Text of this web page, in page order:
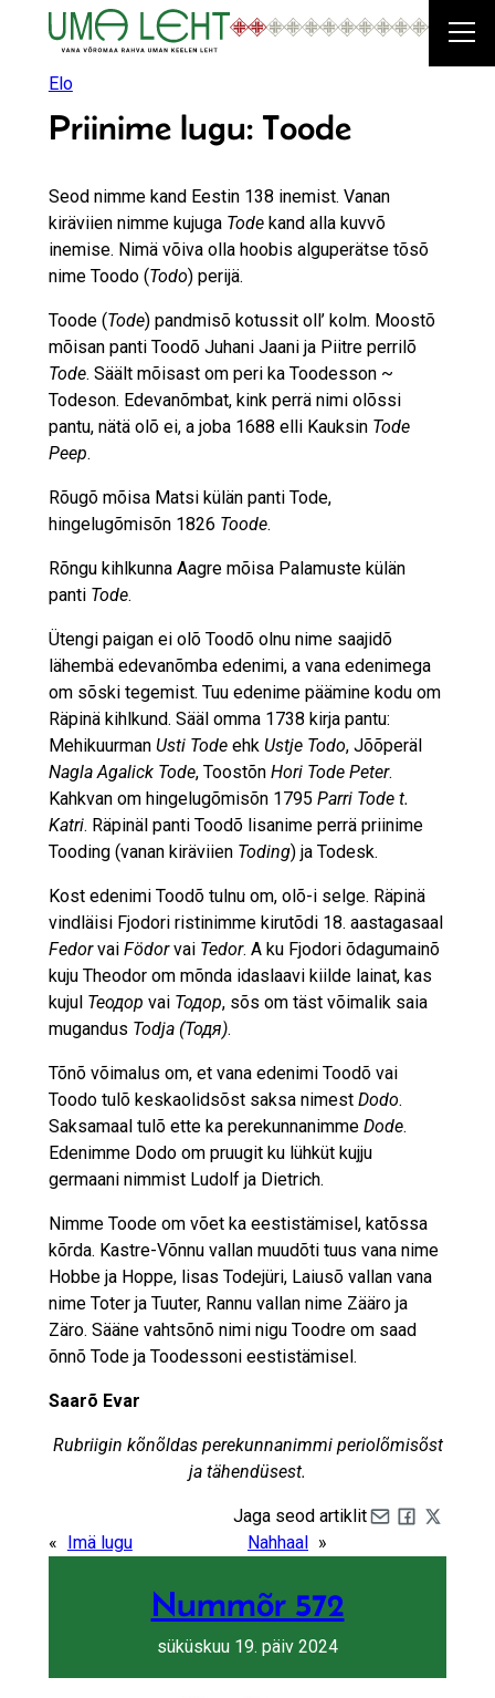
juurdeElo
Priinime lugu: Toode
Seod nimme kand Eestin 138 inemist. Vanan
kiräviien nimme kujuga Todekand alla kuvvõ
inemise. Nimä võiva olla hoobis alguperätse tõsõ
nime Toodo (Todo) perijä.
Toode (Tode) pandmisõ kotussit oll’ kolm. Moostõ
mõisan panti Toodõ Juhani Jaani ja Piitre perrilõ
Tode. Säält mõisast om peri ka Toodesson ~
Todeson. Edevanõmbat, kink perrä nimi olõssi
pantu, nätä olõ ei, a joba 1688 elli Kauksin Tode
Peep.
Rõugõ mõisa Matsi külän panti Tode,
hingelugõmisõn 1826 Toode.
Rõngu kihlkunna Aagre mõisa Palamuste külän
panti Tode.
Ütengi paigan ei olõ Toodõ olnu nime saajidõ
lähembä edevanõmba edenimi, a vana edenimega
om sõski tegemist. Tuu edenime päämine kodu om
Räpinä kihlkund. Sääl omma 1738 kirja pantu:
MehikuurmanUsti Todeehk Ustje Todo, Jõõperäl
Nagla Agalick Tode, Toostõn Hori Tode Peter.
Kahkvan om hingelugõmisõn 1795 Parri Tode t.
Katri. Räpinäl panti Toodõ lisanime perrä priinime
Tooding (vanan kiräviien Toding) ja Todesk.
Kost edenimi Toodõ tulnu om, olõ-i selge. Räpinä
vindläisi Fjodori ristinimme kirutõdi 18. aastagasaal
Fedorvai Födorvai Tedor. A ku Fjodori õdagumainõ
kuju Theodor om mõnda idaslaavi kiilde lainat, kas
kujul Теодор vai Тодор, sõs om täst võimalik saia
mugandus Todja (Тодя).
Tõnõ võimalus om, et vana edenimi Toodõ vai
Toodo tulõ keskaolidsõst saksa nimest Dodo.
Saksamaal tulõ ette ka perekunnanimme Dode.
Edenimme Dodo om pruugit ku lühküt kujju
germaani nimmist Ludolf ja Dietrich.
Nimme Toode om võet ka eestistämisel, katõssa
kõrda. Kastre-Võnnu vallan muudõti tuus vana nime
Hobbe ja Hoppe, lisas Todejüri, Laiusõ vallan vana
nime Toter ja Tuuter, Rannu vallan nime Zääro ja
Zäro. Sääne vahtsõnõ nimi nigu Toodre om saad
õnnõ Tode ja Toodessoni eestistämisel.
Saarõ Evar
Rubriigin kõnõldas perekunnanimmi periolõmisõst
ja tähendüsest.
Jaga seod artiklit
« Imä lugu Nahhaal »
Nummõr 572
süküskuu 19. päiv 2024